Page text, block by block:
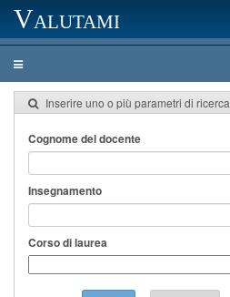
Valutami
Inserire uno o più parametri di ricerca
Cognome del docente
Insegnamento
Corso di laurea